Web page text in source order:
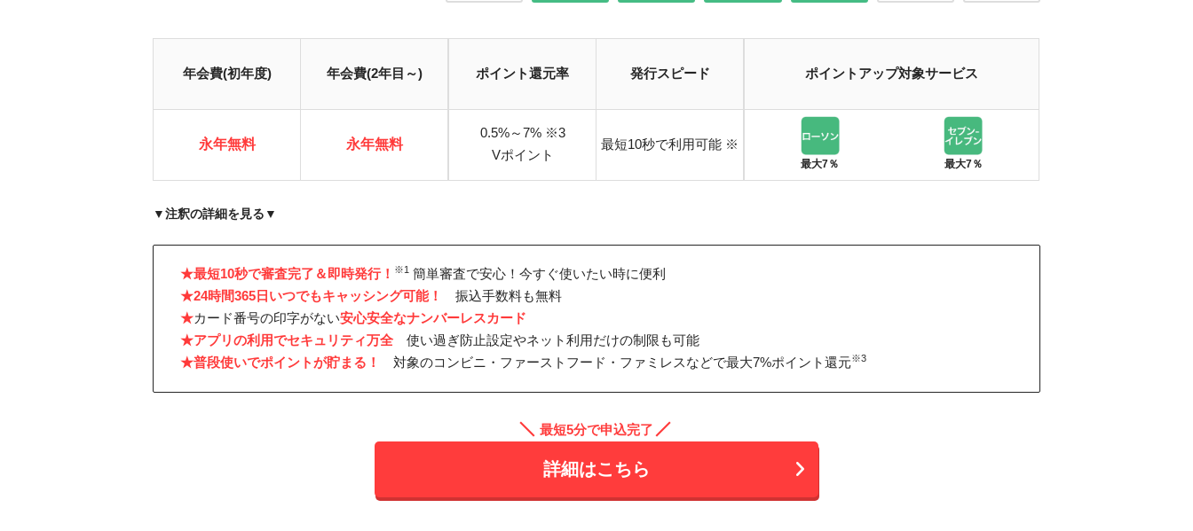
年会費(初年度) 年会費(2年目～)
永年無料 永年無料
ポイント還元率 発行スピード
0.5%～7% ※3
Vポイント
最短10秒で利用可能 ※
ポイントアップ対象サービス
最大7％ 最大7％
▼注釈の詳細を見る▼
※ 受付時間：24時間
※ 即時発行ができない場合があります。
※4 期間限定ポイント（6か月）
※2…条件・内訳:
①新規入会＆ご入会月＋1ヵ月後末までにスマホのタッチ決済1回で5,000円分のVポイントPayギフトプレゼント
★最短10秒で審査完了＆即時発行！ ※1 簡単審査で安心！今すぐ使いたい時に便利
★24時間365日いつでもキャッシング可能！
振込手数料も無料
★カード番号の印字がない安心安全なナンバーレスカード
★アプリの利用でセキュリティ万全 使い過ぎ防止設定やネット利用だけの制限も可能
★普段使いでポイントが貯まる！
対象のコンビニ・ファーストフード・ファミレスなどで最大7%ポイント還元※3
最短5分で申込完了
詳細はこちら